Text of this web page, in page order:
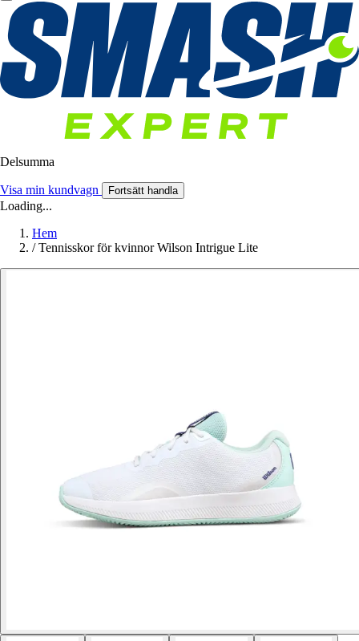
Delsumma
Visa min kundvagn Fortsätt handla
Loading...
Hem
/ Tennisskor för kvinnor Wilson Intrigue Lite